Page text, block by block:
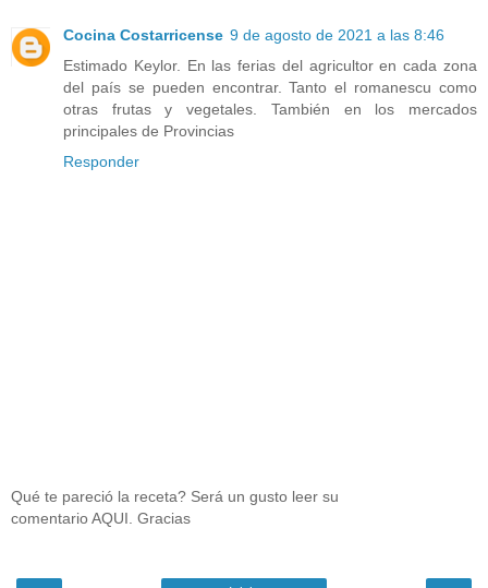
Cocina Costarricense 9 de agosto de 2021 a las 8:46
Estimado Keylor. En las ferias del agricultor en cada zona
del país se pueden encontrar. Tanto el romanescu como
otras frutas y vegetales. También en los mercados
principales de Provincias
Responder
Qué te pareció la receta? Será un gusto leer su
comentario AQUI. Gracias